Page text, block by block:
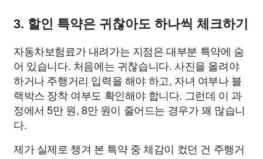
3. 할인 특약은 귀찮아도 하나씩 체크하기
자동차보험료가 내려가는 지점은 대부분 특약에 숨
어 있습니다. 처음에는 귀찮습니다. 사진을 올려야
하거나 주행거리 입력을 해야 하고, 자녀 여부나 블
랙박스 장착 여부도 확인해야 합니다. 그런데 이 과
정에서 5만 원, 8만 원이 줄어드는 경우가 꽤 많습니
다.
제가 실제로 챙겨 본 특약 중 체감이 컸던 건 주행거